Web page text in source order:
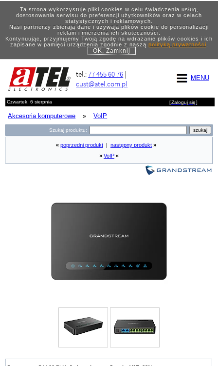
Ta strona wykorzystuje pliki cookies w celu świadczenia usług,
dostosowania serwisu do preferencji użytkowników oraz w celach
statystycznych i reklamowych.
Nasi partnerzy zbierają dane i używają plików cookie do personalizacji
reklam i mierzenia ich skuteczności.
Kontynuując, przyjmujemy Twoją zgodę na wdrażanie plików cookies i ich
zapisane w pamięci urządzenia zgodnie z naszą polityką prywatności.
OK, Zamknij
MENU
tel.:77 455 60 76 |
cust@atel.com.pl
Czwartek, 6 sierpnia [Zaloguj się]
Akcesoria komputerowe » VoIP
Szukaj produktu:
« poprzedni produkt następny produkt »
» VoIP «